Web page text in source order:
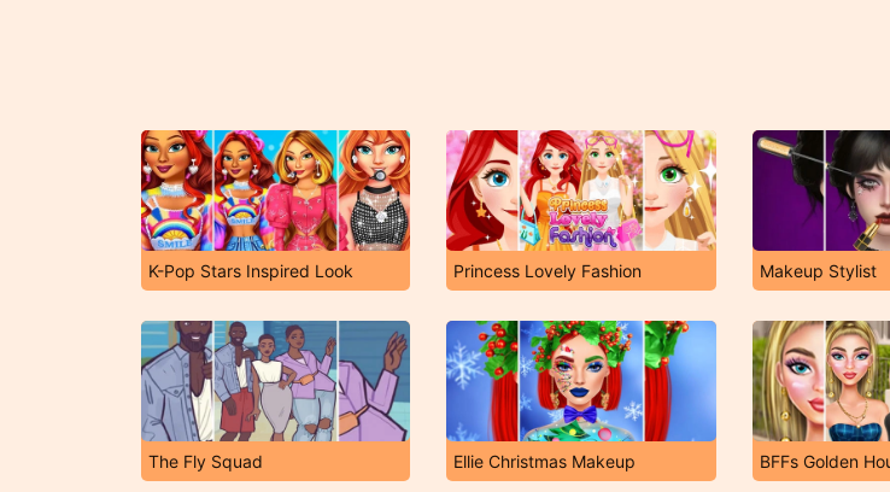
K-Pop Stars Inspired Look Princess Lovely Fashion Makeup Stylist
The Fly Squad Ellie Christmas Makeup BFFs Golden